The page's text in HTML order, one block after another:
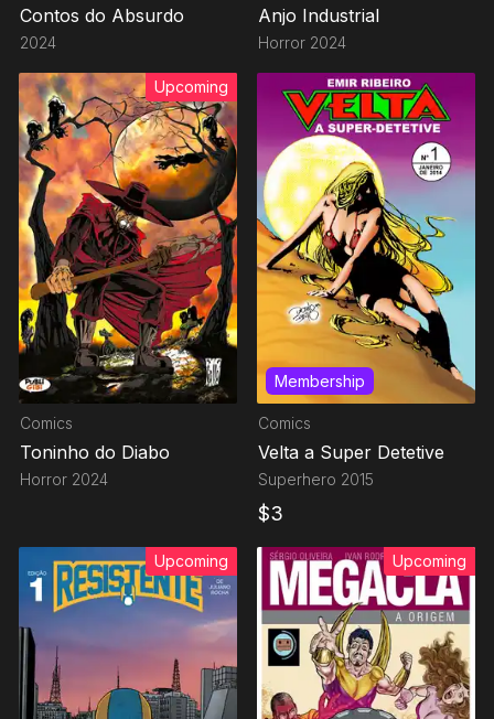
Contos do Absurdo
2024
Anjo Industrial
Horror 2024
Upcoming
Comics
Toninho do Diabo
Horror 2024
Membership
Comics
Velta a Super Detetive
Superhero 2015
$3
Upcoming Upcoming